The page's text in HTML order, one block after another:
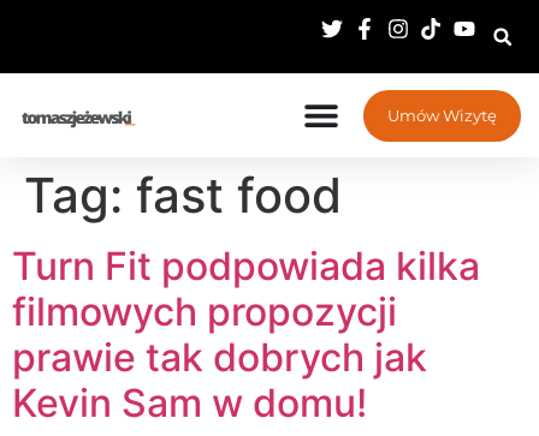
Umów Wizytę
Tag: fast food
Turn Fit podpowiada kilka
filmowych propozycji
prawie tak dobrych jak
Kevin Sam w domu!